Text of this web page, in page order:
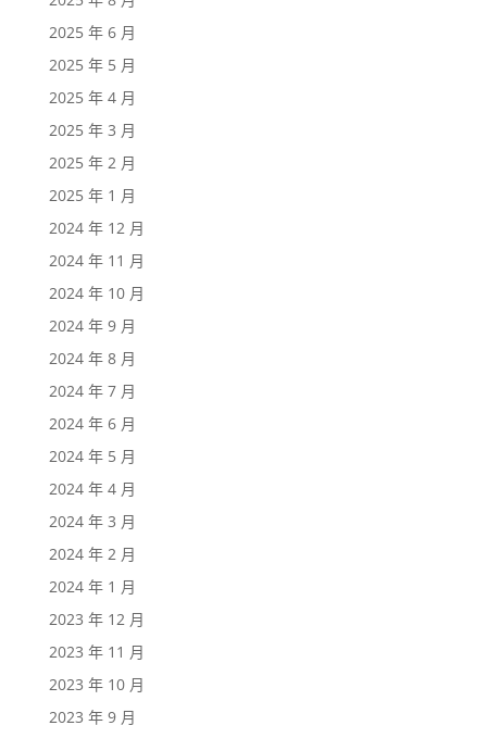
2025 年 6 月
2025 年 5 月
2025 年 4 月
2025 年 3 月
2025 年 2 月
2025 年 1 月
2024 年 12 月
2024 年 11 月
2024 年 10 月
2024 年 9 月
2024 年 8 月
2024 年 7 月
2024 年 6 月
2024 年 5 月
2024 年 4 月
2024 年 3 月
2024 年 2 月
2024 年 1 月
2023 年 12 月
2023 年 11 月
2023 年 10 月
2023 年 9 月